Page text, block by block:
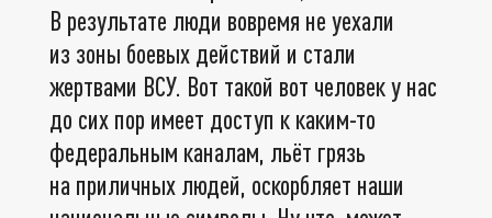
В результате люди вовремя не уехали
из зоны боевых действий и стали
жертвами ВСУ. Вот такой вот человек у нас
до сих пор имеет доступ к каким-то
федеральным каналам, льёт грязь
на приличных людей, оскорбляет наши